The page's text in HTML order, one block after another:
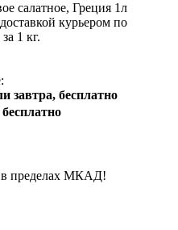
салатное, Греция 1л
курьером по
1 кг.
завтра, бесплатно
в пределах МКАД!